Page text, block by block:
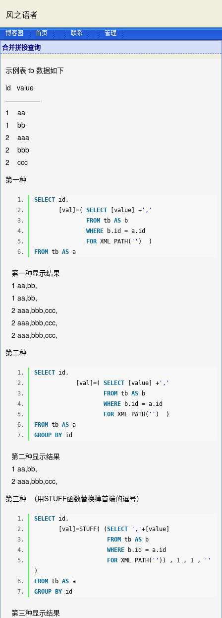
风之语者
博客园 首页 联系 管理
合并拼接查询
示例表 tb 数据如下
id value
—————
1 aa
1 bb
2 aaa
2 bbb
2 ccc
第一种
SELECT id,
[val]=( SELECT [value] + ','
FROM tb AS b
WHERE b.id = a.id
FOR XML PATH( '' ) )
FROM tb AS a
第一种显示结果
1 aa,bb,
1 aa,bb,
2 aaa,bbb,ccc,
2 aaa,bbb,ccc,
2 aaa,bbb,ccc,
第二种
SELECT id,
[val]=( SELECT [value] + ','
FROM tb AS b
WHERE b.id = a.id
FOR XML PATH( '' ) )
FROM tb AS a
GROUP
BY id
第二种显示结果
1 aa,bb,
2 aaa,bbb,ccc,
第三种 （用STUFF函数替换掉首端的逗号）
SELECT id,
[val]=STUFF( (SELECT ','+[value]
FROM tb AS b
WHERE b.id = a.id
FOR XML PATH( '' )) , 1 , 1 ,
''
)
FROM tb AS a
GROUP
BY id
第三种显示结果